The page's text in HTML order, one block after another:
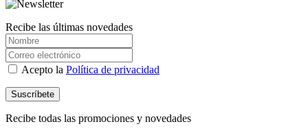
Recibe las últimas novedades
Acepto la Política de privacidad
Recibe todas las promociones y novedades